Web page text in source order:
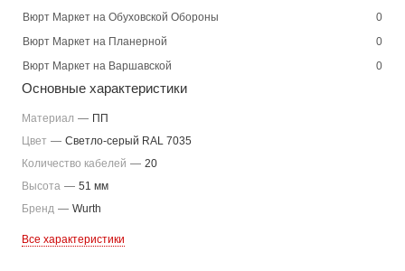
Вюрт Маркет на Обуховской Обороны
0
Вюрт Маркет на Планерной
0
Вюрт Маркет на Варшавской
0
Основные характеристики
Материал — ПП
Цвет — Светло-серый RAL 7035
Количество кабелей — 20
Высота — 51 мм
Бренд — Wurth
Все характеристики